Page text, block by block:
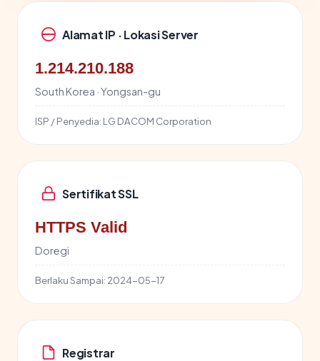
Alamat IP · Lokasi Server
1.214.210.188
South Korea · Yongsan-gu
ISP / Penyedia: LG DACOM Corporation
Sertifikat SSL
HTTPS Valid
Doregi
Berlaku Sampai: 2024-05-17
Registrar